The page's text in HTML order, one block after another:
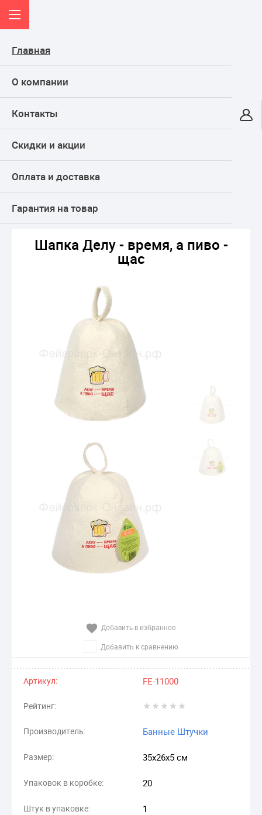
Главная
О компании
Контакты
Скидки и акции
Оплата и доставка
Гарантия на товар
Онлайн-гипермаркет
КАТАЛОГ
Шапки, рукавицы и тапочки
Шапка Делу - время, а пиво - щас
Шапка Делу - время, а пиво -
щас
Добавить в избранное
Добавить к сравнению
Артикул: FE-11000
Рейтинг:
Производитель: Банные Штучки
Размер: 35х26х5 см
Упаковок в коробке: 20
Штук в упаковке: 1